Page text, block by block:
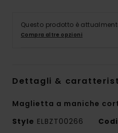
Questo prodotto è
Compra altre opzioni
Dettagli &
Maglietta a maniche
Style ELBZT00266